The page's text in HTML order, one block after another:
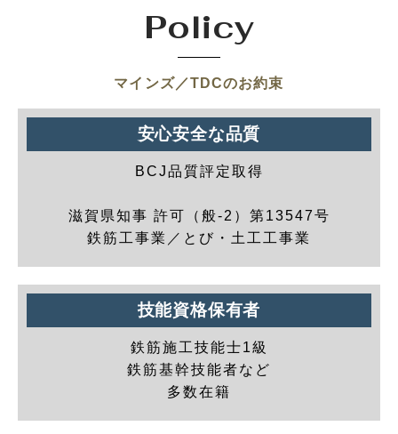
Policy
マインズ／TDCのお約束
安心安全な品質
BCJ品質評定取得
滋賀県知事 許可（般-2）第13547号
鉄筋工事業／とび・土工工事業
技能資格保有者
鉄筋施工技能士1級
鉄筋基幹技能者など
多数在籍